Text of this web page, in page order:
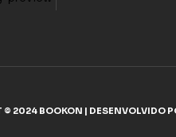
© 2024 BOOKON | DESENVOLVIDO